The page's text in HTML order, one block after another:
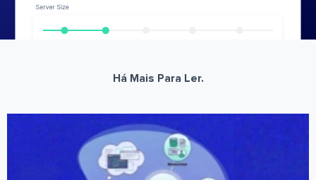
Há Mais Para Ler.